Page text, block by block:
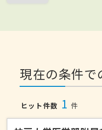
現在の条件で
ヒット件数 1 件